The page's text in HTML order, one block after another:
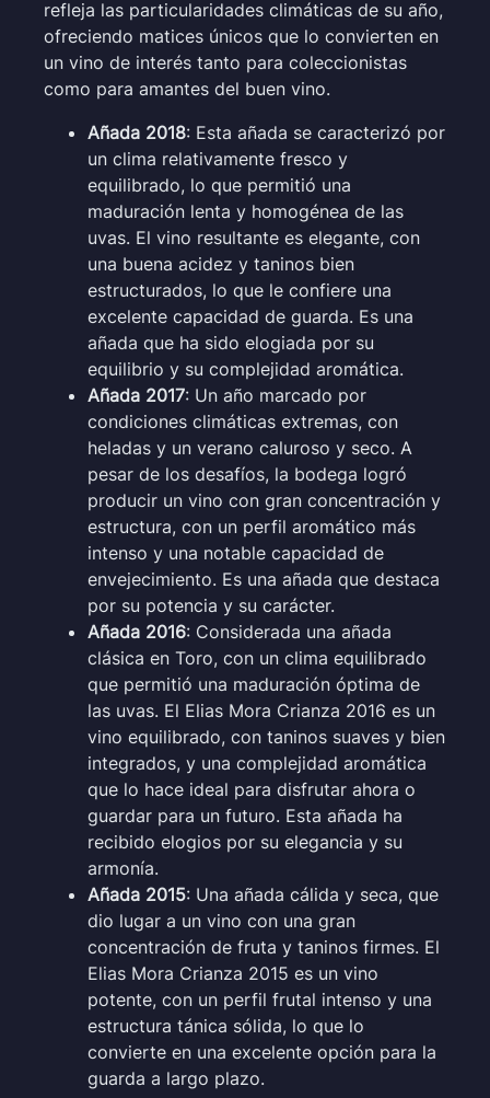
refleja las particularidades climáticas de su año,
ofreciendo matices únicos que lo convierten en
un vino de interés tanto para coleccionistas
como para amantes del buen vino.
Añada 2018: Esta añada se caracterizó por
un clima relativamente fresco y
equilibrado, lo que permitió una
maduración lenta y homogénea de las
uvas. El vino resultante es elegante, con
una buena acidez y taninos bien
estructurados, lo que le confiere una
excelente capacidad de guarda. Es una
añada que ha sido elogiada por su
equilibrio y su complejidad aromática.
Añada 2017: Un año marcado por
condiciones climáticas extremas, con
heladas y un verano caluroso y seco. A
pesar de los desafíos, la bodega logró
producir un vino con gran concentración y
estructura, con un perfil aromático más
intenso y una notable capacidad de
envejecimiento. Es una añada que destaca
por su potencia y su carácter.
Añada 2016: Considerada una añada
clásica en Toro, con un clima equilibrado
que permitió una maduración óptima de
las uvas. El Elias Mora Crianza 2016 es un
vino equilibrado, con taninos suaves y bien
integrados, y una complejidad aromática
que lo hace ideal para disfrutar ahora o
guardar para un futuro. Esta añada ha
recibido elogios por su elegancia y su
armonía.
Añada 2015: Una añada cálida y seca, que
dio lugar a un vino con una gran
concentración de fruta y taninos firmes. El
Elias Mora Crianza 2015 es un vino
potente, con un perfil frutal intenso y una
estructura tánica sólida, lo que lo
convierte en una excelente opción para la
guarda a largo plazo.